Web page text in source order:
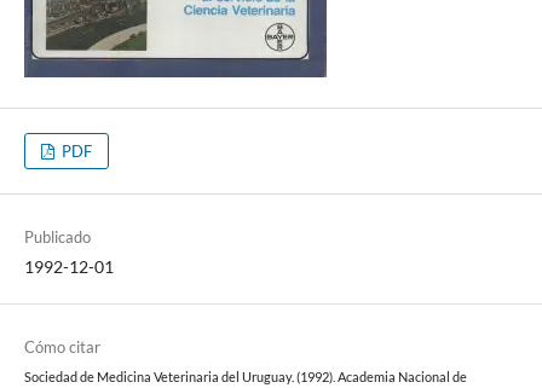
PDF
Publicado
1992-12-01
Cómo citar
Sociedad de Medicina Veterinaria del Uruguay. (1992). Academia Nacional de